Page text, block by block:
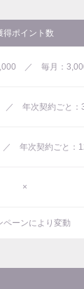
得ポイント数
／ 毎月：
／ 年次契約ごと：
年次契約ごと：
×
ペーンにより変動